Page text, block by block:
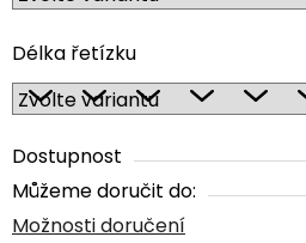
Délka řetízku
Dostupnost
Můžeme doručit do:
Možnosti doručení